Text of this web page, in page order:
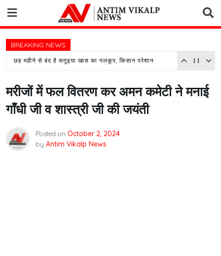
content
BREAKING NEWS
छह महीने से बंद है सतुइया खास का नलकूप, किसान परेशान
मरीजों में फल वितरण कर अमन कमेटी ने मनाई
गाँधी जी व शास्त्री जी की जयंती
Posted on October 2, 2024
by Antim Vikalp News